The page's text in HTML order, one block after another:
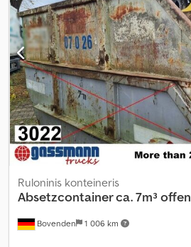
Bovenden 1 006 km
Ruloninis konteineris
Absetzcontainer ca. 7m³ offen